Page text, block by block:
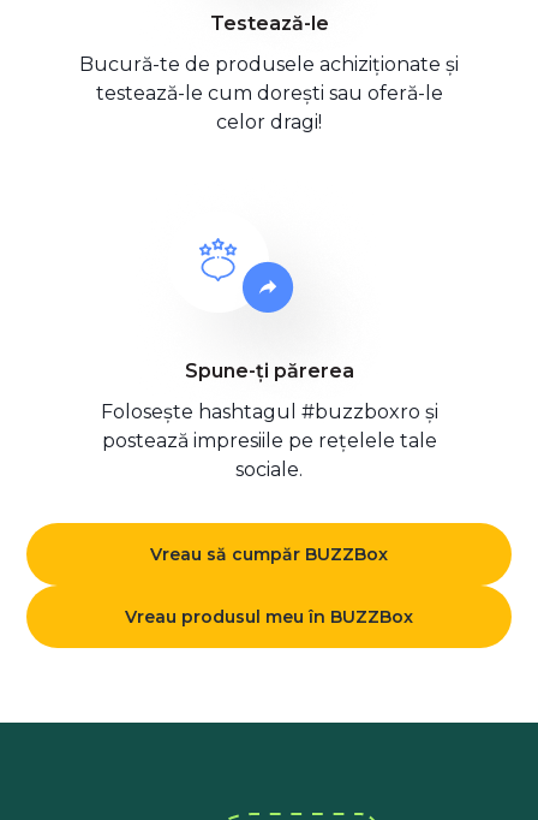
Testează-le
Bucură-te de produsele achiziționate și
testează-le cum dorești sau oferă-le
celor dragi!
Spune-ți părerea
Folosește hashtagul #buzzboxro și
postează impresiile pe rețelele tale
sociale.
Vreau să cumpăr BUZZBox
Vreau produsul meu în BUZZBox